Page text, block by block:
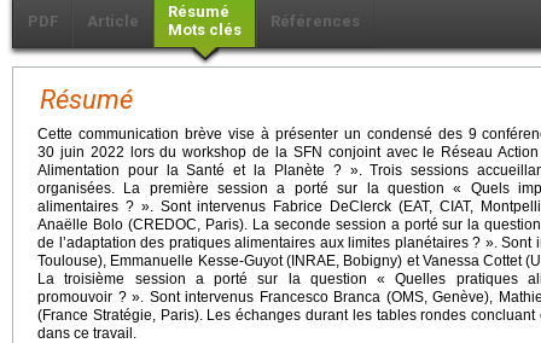
PDF Article
Résumé
Mots clés
Références
Résumé
Cette communication brève vise à présenter un condensé des 9
30 juin 2022 lors du workshop de la SFN conjoint avec le Réseau
Alimentation pour la Santé et la Planète ? ». Trois sessions
organisées. La première session a porté sur la question « Quels
alimentaires ? ». Sont intervenus Fabrice DeClerck (EAT, CIAT,
Anaëlle Bolo (CREDOC, Paris). La seconde session a porté sur la
de l’adaptation des pratiques alimentaires aux limites planétaires ? ».
Toulouse), Emmanuelle Kesse-Guyot (INRAE, Bobigny) et Vanessa Cottet
La troisième session a porté sur la question « Quelles pratiques
promouvoir ? ». Sont intervenus Francesco Branca (OMS, Genève),
(France Stratégie, Paris). Les échanges durant les tables rondes
dans ce travail.